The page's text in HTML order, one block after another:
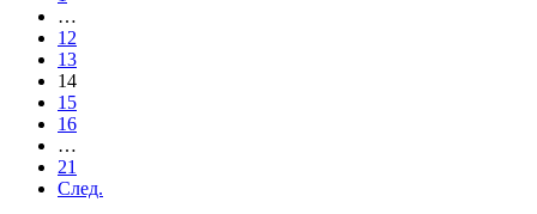
…
12
13
14
15
16
…
21
След.